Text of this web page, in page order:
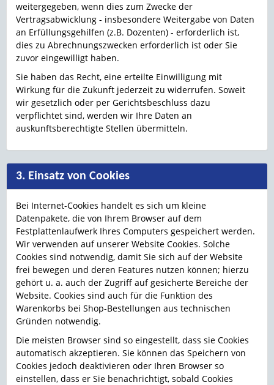
weitergegeben, wenn dies zum Zwecke der
Vertragsabwicklung - insbesondere Weitergabe von Daten
an Erfüllungsgehilfen (z.B. Dozenten) - erforderlich ist,
dies zu Abrechnungszwecken erforderlich ist oder Sie
zuvor eingewilligt haben.
Sie haben das Recht, eine erteilte Einwilligung mit
Wirkung für die Zukunft jederzeit zu widerrufen. Soweit
wir gesetzlich oder per Gerichtsbeschluss dazu
verpflichtet sind, werden wir Ihre Daten an
auskunftsberechtigte Stellen übermitteln.
3. Einsatz von Cookies
Bei Internet-Cookies handelt es sich um kleine
Datenpakete, die von Ihrem Browser auf dem
Festplattenlaufwerk Ihres Computers gespeichert werden.
Wir verwenden auf unserer Website Cookies. Solche
Cookies sind notwendig, damit Sie sich auf der Website
frei bewegen und deren Features nutzen können; hierzu
gehört u. a. auch der Zugriff auf gesicherte Bereiche der
Website. Cookies sind auch für die Funktion des
Warenkorbs bei Shop-Bestellungen aus technischen
Gründen notwendig.
Die meisten Browser sind so eingestellt, dass sie Cookies
automatisch akzeptieren. Sie können das Speichern von
Cookies jedoch deaktivieren oder Ihren Browser so
einstellen, dass er Sie benachrichtigt, sobald Cookies